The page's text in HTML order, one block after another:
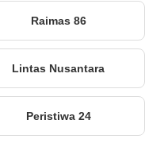
Raimas 86
Lintas Nusantara
Peristiwa 24